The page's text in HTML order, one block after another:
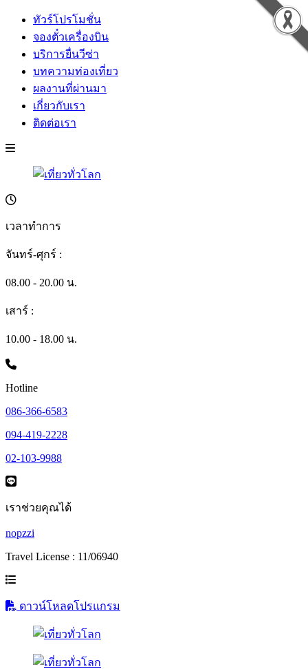
ทัวร์โปรโมชั่น
จองตั๋วเครื่องบิน
บริการยื่นวีซ่า
บทความท่องเที่ยว
ผลงานที่ผ่านมา
เกี่ยวกับเรา
ติดต่อเรา
เวลาทำการ
จันทร์-ศุกร์ :
08.00 - 20.00 น.
เสาร์ :
10.00 - 18.00 น.
Hotline
086-366-6583
094-419-2228
02-103-9988
เราช่วยคุณได้
nopzzi
Travel License : 11/06940
ดาวน์โหลดโปรแกรม